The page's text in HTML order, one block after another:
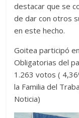
destacar que se
de dar con otros
en este hecho.
Goitea participó
Obligatorias del
1.263 votos (
la Familia del
Noticia)